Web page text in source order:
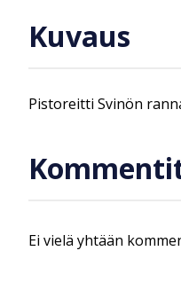
Kuvaus
Pistoreitti Svinön
Ei vielä yhtään